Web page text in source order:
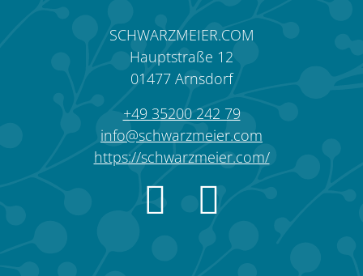
SCHWARZMEIER.COM
Hauptstraße 12
01477 Arnsdorf
+49 35200 242 79
info@schwarzmeier.com
https://schwarzmeier.com/